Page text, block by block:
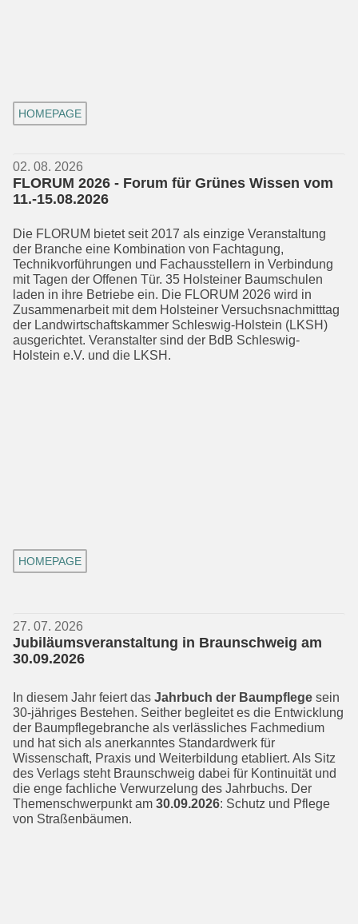
HOMEPAGE
02. 08. 2026
FLORUM 2026 - Forum für Grünes Wissen vom
11.-15.08.2026
Die FLORUM bietet seit 2017 als einzige Veranstaltung
der Branche eine Kombi­nation von Fachtagung,
Technikvorfüh­rungen und Fachausstellern in Verbin­dung
mit Tagen der Offenen Tür. 35 Hol­steiner Baumschulen
laden in ihre Be­trie­be ein. Die FLORUM 2026 wird in
Zusam­menarbeit mit dem Holsteiner Versuchs­nachmitttag
der Landwirtschafts­kammer Schleswig-Holstein (LKSH)
ausgerichtet. Veranstalter sind der BdB Schleswig-
Holstein e.V. und die LKSH.
HOMEPAGE
27. 07. 2026
Jubiläumsveranstaltung in Braunschweig am
30.09.2026
In diesem Jahr feiert das Jahrbuch der Baumpflege sein
30-jähriges Bestehen. Seither begleitet es die Entwicklung
der Baumpflegebranche als verlässliches Fachmedium
und hat sich als anerkan­ntes Standardwerk für
Wissenschaft, Praxis und Weiterbildung etabliert. Als Sitz
des Verlags steht Braunschweig dabei für Kontinuität und
die enge fach­liche Verwurzelung des Jahrbuchs. Der
Themenschwerpunkt am 30.09.2026: Schutz und Pflege
von Straßenbäumen.